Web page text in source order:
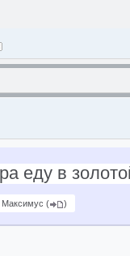
Максимус ( )
еду в